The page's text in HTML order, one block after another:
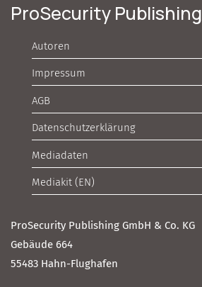
ProSecurity Publishing
Autoren
Impressum
AGB
Datenschutzerklärung
Mediadaten
Mediakit (EN)
ProSecurity Publishing GmbH & Co. KG
Gebäude 664
55483 Hahn-Flughafen